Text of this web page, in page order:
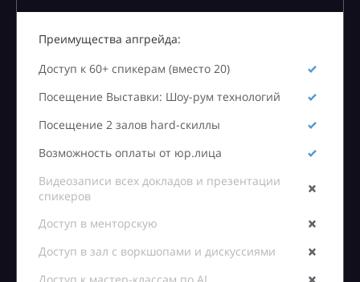
Преимущества апгрейда:
Доступ к 60+ спикерам (вместо 20)
Посещение Выставки: Шоу-рум технологий
Посещение 2 залов hard-скиллы
Возможность оплаты от юр.лица
Видеозаписи всех докладов и презентации
спикеров
Доступ в менторскую
Доступ в зал с воркшопами и дискуссиями